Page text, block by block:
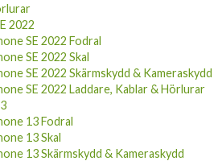
2022
SE 2022 Fodral
SE 2022 Skal
SE 2022 Skärmskydd & Kameraskydd
SE 2022 Laddare, Kablar & Hörlurar
13 Fodral
13 Skal
13 Skärmskydd & Kameraskydd